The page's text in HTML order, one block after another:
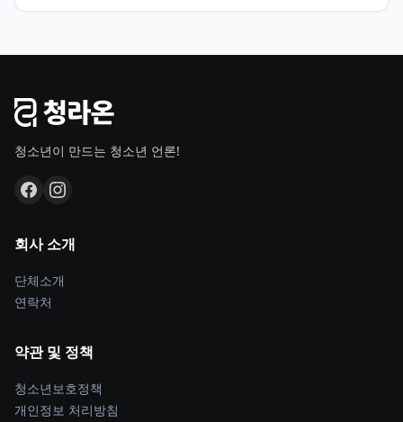
청소년이 만드는 청소년 언론!
회사 소개
단체소개
연락처
약관 및 정책
청소년보호정책
개인정보 처리방침